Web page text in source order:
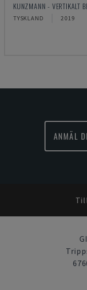
KUNZMANN - VERTIKALT
TYSKLAND 2019
ANMÄL